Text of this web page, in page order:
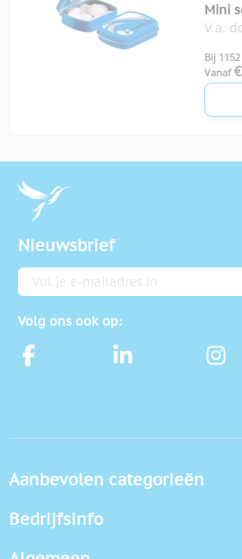
Mini
V.a.
Bij
Vanaf
Nieuwsbrief
E-mailadres
Volg ons ook op:
Aanbevolen categorieën
Bedrijfsinfo